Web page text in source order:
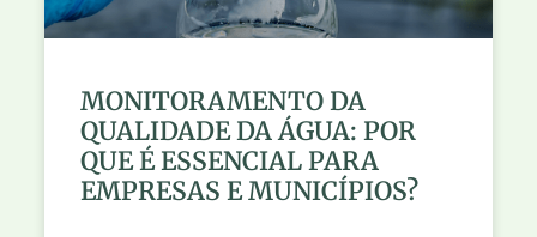
MONITORAMENTO DA
QUALIDADE DA ÁGUA: POR
QUE É ESSENCIAL PARA
EMPRESAS E MUNICÍPIOS?